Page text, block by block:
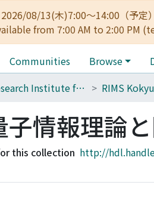
2026/08/13(木)7:00～14:00（予
from 7:00 AM to 2:00 PM
Communities Browse
400_Research Institute for Mathematical Sciences RIMS
子情報理論
this collection http://